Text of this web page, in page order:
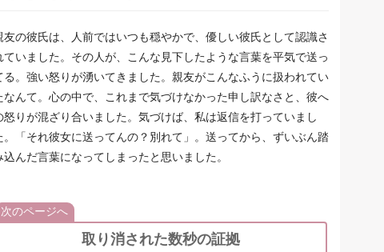
友の彼氏は、人前ではいつも穏やかで、優しい彼氏として認識さ
ていました。その人が、こんな見下したような言葉を平気で送っ
る。強い怒りが湧いてきました。親友がこんなふうに扱われてい
なんて。心の中で、これまで気づけなかった申し訳なさと、彼へ
怒りが混ざり合いました。気づけば、私は返信を打っていまし
。「それ彼女に送ってんの？別れて」。送ってから、ずいぶん踏
込んだ言葉になってしまったと思いました。
次のページへ
取り消された数秒の証拠